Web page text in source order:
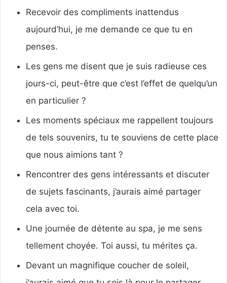
Recevoir des compliments inattendus
aujourd’hui, je me demande ce que tu en
penses.
Les gens me disent que je suis radieuse ces
jours-ci, peut-être que c’est l’effet de quelqu’un
en particulier ?
Les moments spéciaux me rappellent toujours
de tels souvenirs, tu te souviens de cette place
que nous aimions tant ?
Rencontrer des gens intéressants et discuter
de sujets fascinants, j’aurais aimé partager
cela avec toi.
Une journée de détente au spa, je me sens
tellement choyée. Toi aussi, tu mérites ça.
Devant un magnifique coucher de soleil,